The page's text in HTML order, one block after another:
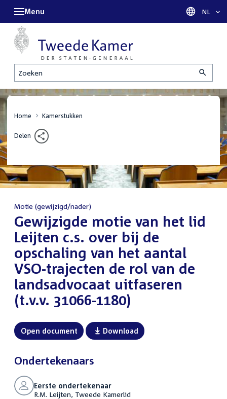
Zoeken
Menu Taal
NL
Home Kamerstukken
Delen
Motie (gewijzigd/nader)
:Gewijzigde motie van het lid
Leijten c.s. over bij de
opschaling van het aantal
VSO-trajecten de rol van de
landsadvocaat uitfaseren
(t.v.v. 31066-1180)
Open document Download
Ondertekenaars
Eerste ondertekenaar
R.M. Leijten, Tweede Kamerlid